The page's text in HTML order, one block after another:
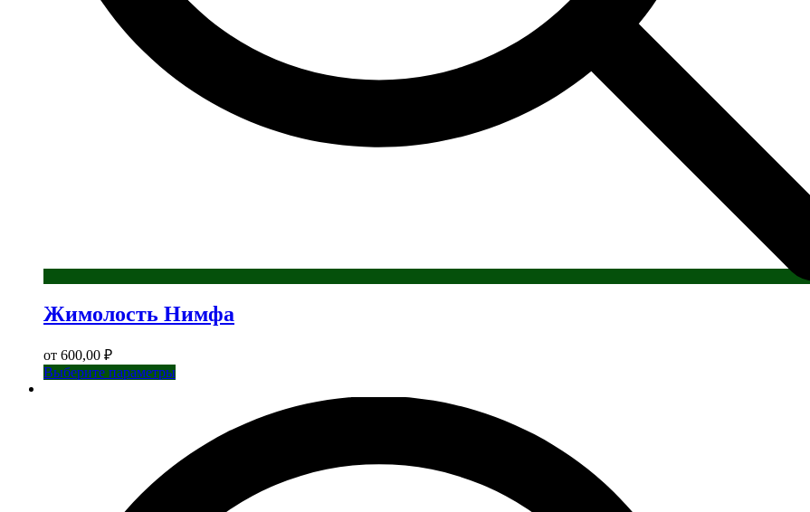
Жимолость Нимфа
от 600,00 ₽
Выберите параметрыЭтот
вариаций.
Опции
можно